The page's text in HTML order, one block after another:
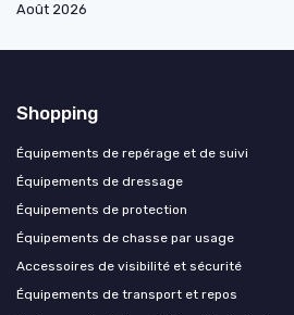
Août 2026
Shopping
Équipements de repérage et de suivi
Équipements de dressage
Équipements de protection
Équipements de chasse par usage
Accessoires de visibilité et sécurité
Équipements de transport et repos